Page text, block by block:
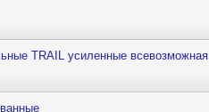
TRAIL усиленные